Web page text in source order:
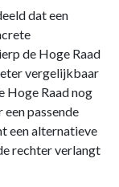
dat een
de Hoge Raad
vergelijkbaar
Hoge Raad nog
passende
een alternatieve
rechter verlangt